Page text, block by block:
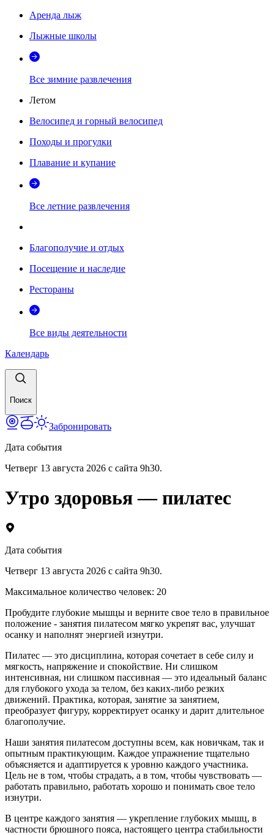
Аренда лыж
Лыжные школы
Все зимние развлечения
Летом
Велосипед и горный велосипед
Походы и прогулки
Плавание и купание
Все летние развлечения
Благополучие и отдых
Посещение и наследие
Рестораны
Все виды деятельности
Календарь
Поиск
Забронировать
Дата события
Четверг 13 августа 2026 с сайта 9h30.
Утро здоровья — пилатес
Дата события
Четверг 13 августа 2026 с сайта 9h30.
Максимальное количество человек: 20
Пробудите глубокие мышцы и верните свое тело в правильное
положение - занятия пилатесом мягко укрепят вас, улучшат
осанку и наполнят энергией изнутри.
Пилатес — это дисциплина, которая сочетает в себе силу и
мягкость, напряжение и спокойствие. Ни слишком
интенсивная, ни слишком пассивная — это идеальный баланс
для глубокого ухода за телом, без каких-либо резких
движений. Практика, которая, занятие за занятием,
преобразует фигуру, корректирует осанку и дарит длительное
благополучие.
Наши занятия пилатесом доступны всем, как новичкам, так и
опытным практикующим. Каждое упражнение тщательно
объясняется и адаптируется к уровню каждого участника.
Цель не в том, чтобы страдать, а в том, чтобы чувствовать —
работать правильно, работать хорошо и понимать свое тело
изнутри.
В центре каждого занятия — укрепление глубоких мышц, в
частности брюшного пояса, настоящего центра стабильности